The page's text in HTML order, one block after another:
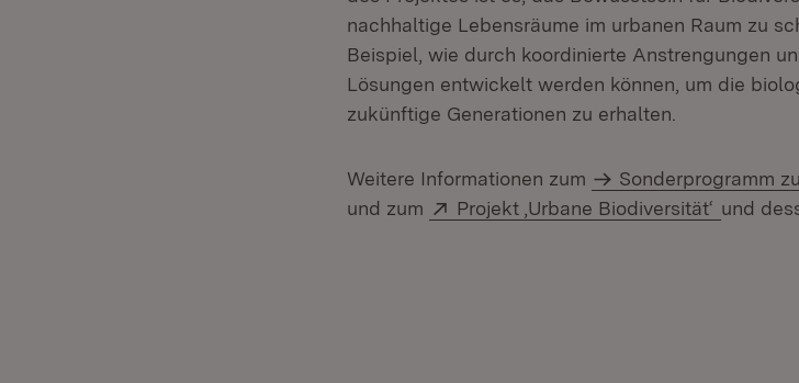
nachhaltige Lebensräume im urbanen Raum zu
Beispiel, wie durch koordinierte Anstrengungen
Lösungen entwickelt werden können, um die
zukünftige Generationen zu erhalten.
Weitere Informationen zum
Sonderprogramm
und zum
Extern:
Projekt ‚Urbane Biodiversität‘ (Öffnet
und